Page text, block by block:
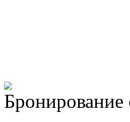
Бронирование